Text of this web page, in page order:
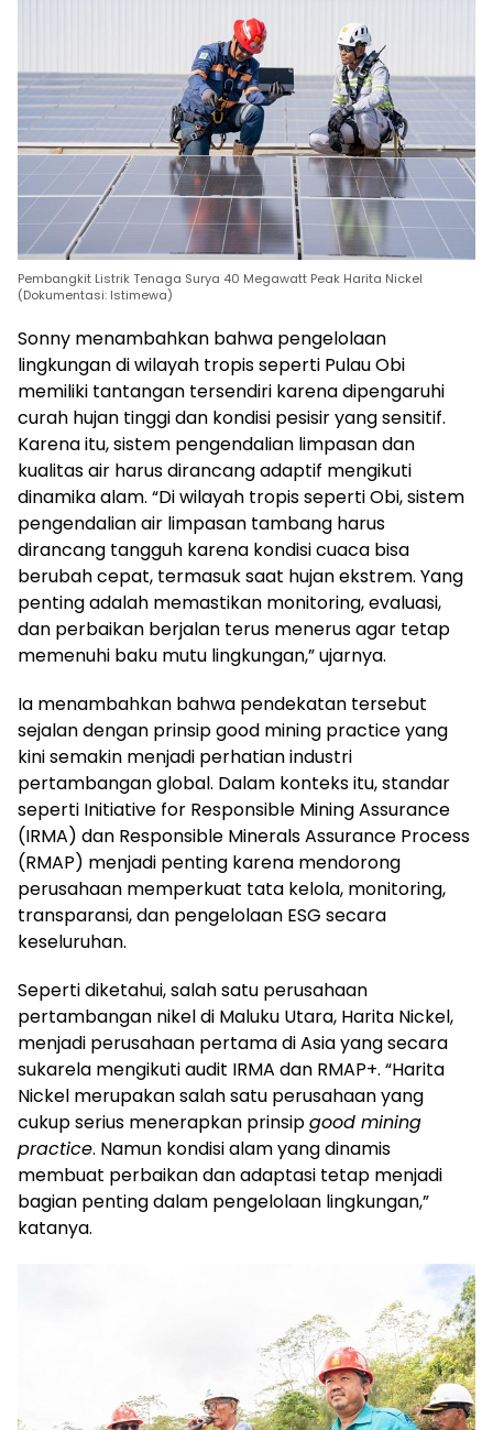
Pembangkit Listrik Tenaga Surya 40 Megawatt Peak Harita Nickel
(Dokumentasi: Istimewa)
Sonny menambahkan bahwa pengelolaan
lingkungan di wilayah tropis seperti Pulau Obi
memiliki tantangan tersendiri karena dipengaruhi
curah hujan tinggi dan kondisi pesisir yang sensitif.
Karena itu, sistem pengendalian limpasan dan
kualitas air harus dirancang adaptif mengikuti
dinamika alam. “Di wilayah tropis seperti Obi, sistem
pengendalian air limpasan tambang harus
dirancang tangguh karena kondisi cuaca bisa
berubah cepat, termasuk saat hujan ekstrem. Yang
penting adalah memastikan monitoring, evaluasi,
dan perbaikan berjalan terus menerus agar tetap
memenuhi baku mutu lingkungan,” ujarnya.
Ia menambahkan bahwa pendekatan tersebut
sejalan dengan prinsip good mining practice yang
kini semakin menjadi perhatian industri
pertambangan global. Dalam konteks itu, standar
seperti Initiative for Responsible Mining Assurance
(IRMA) dan Responsible Minerals Assurance Process
(RMAP) menjadi penting karena mendorong
perusahaan memperkuat tata kelola, monitoring,
transparansi, dan pengelolaan ESG secara
keseluruhan.
Seperti diketahui, salah satu perusahaan
pertambangan nikel di Maluku Utara, Harita Nickel,
menjadi perusahaan pertama di Asia yang secara
sukarela mengikuti audit IRMA dan RMAP+. “Harita
Nickel merupakan salah satu perusahaan yang
cukup serius menerapkan prinsipgood mining
practice. Namun kondisi alam yang dinamis
membuat perbaikan dan adaptasi tetap menjadi
bagian penting dalam pengelolaan lingkungan,”
katanya.